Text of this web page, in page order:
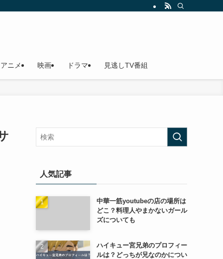
アニメ 映画 ドラマ 見逃しTV番組
人気記事
中華一筋youtubeの店の場所は
どこ？料理人やまかないガール
ズについても
ハイキュー宮兄弟のプロフィー
ルは？どっちが兄なのかについ